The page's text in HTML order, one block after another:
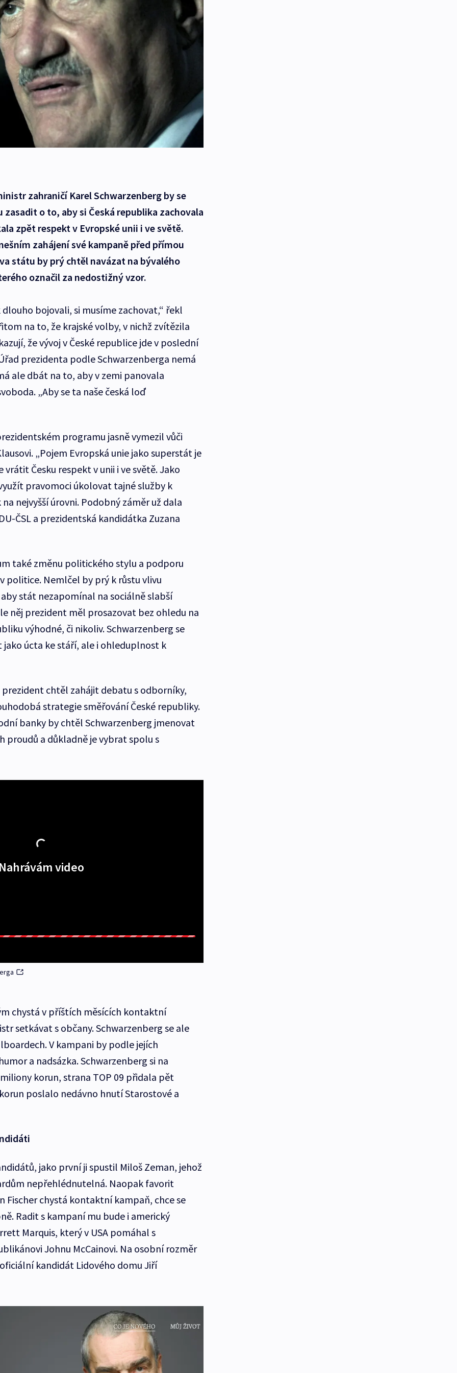
zahraničí Karel Schwarzenberg by se
o to, aby si Česká republika zachovala
zpět respekt v Evropské unii i ve světě.
zahájení své kampaně před přímou
státu by prý chtěl navázat na bývalého
označil za nedostižný vzor.
bojovali, si musíme zachovat,“ řekl
na to, že krajské volby, v nichž zvítězila
že vývoj v České republice jde v poslední
prezidenta podle Schwarzenberga nemá
ale dbát na to, aby v zemi panovala
„Aby se ta naše česká loď
programu jasně vymezil vůči
„Pojem Evropská unie jako superstát je
vrátit Česku respekt v unii i ve světě. Jako
pravomoci úkolovat tajné služby k
nejvyšší úrovni. Podobný záměr už dala
ČSL a prezidentská kandidátka Zuzana
také změnu politického stylu a podporu
politice. Nemlčel by prý k růstu vlivu
stát nezapomínal na sociálně slabší
něj prezident měl prosazovat bez ohledu na
výhodné, či nikoliv. Schwarzenberg se
úcta ke stáří, ale i ohleduplnost k
chtěl zahájit debatu s odborníky,
strategie směřování České republiky.
banky by chtěl Schwarzenberg jmenovat
proudů a důkladně je vybrat spolu s
video
chystá v příštích měsících kontaktní
setkávat s občany. Schwarzenberg se ale
V kampani by podle jejích
a nadsázka. Schwarzenberg si na
korun, strana TOP 09 přidala pět
poslalo nedávno hnutí Starostové a
jako první ji spustil Miloš Zeman, jehož
nepřehlédnutelná. Naopak favorit
Fischer chystá kontaktní kampaň, chce se
Radit s kampaní mu bude i americký
Marquis, který v USA pomáhal s
Johnu McCainovi. Na osobní rozměr
kandidát Lidového domu Jiří